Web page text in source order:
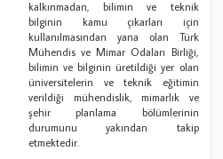
kalkınmadan, bilimin ve teknik
bilginin kamu çıkarları için
kullanılmasından yana olan Türk
Mühendis ve Mimar Odaları Birliği,
bilimin ve bilginin üretildiği yer olan
üniversitelerin ve teknik eğitimin
verildiği mühendislik, mimarlık ve
şehir planlama bölümlerinin
durumunu yakından takip
etmektedir.